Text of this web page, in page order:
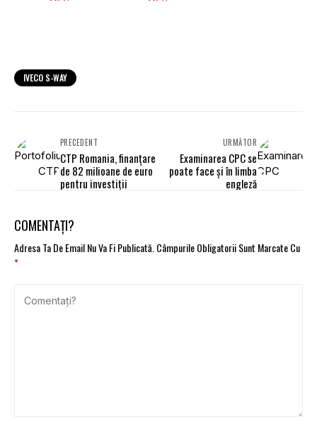
IVECO S-WAY
PRECEDENT
CTP Romania, finanțare
de 82 milioane de euro
pentru investiții
URMĂTOR
Examinarea CPC se
poate face și în limba
engleză
COMENTAȚI?
Adresa Ta De Email Nu Va Fi Publicată. Câmpurile Obligatorii Sunt Marcate Cu
*